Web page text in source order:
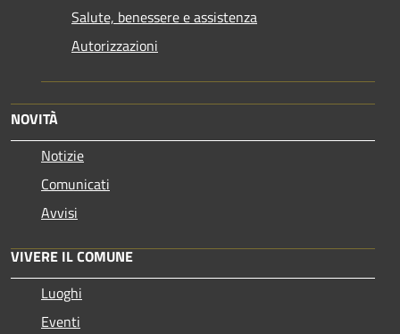
Salute, benessere e assistenza
Autorizzazioni
NOVITÀ
Notizie
Comunicati
Avvisi
VIVERE IL COMUNE
Luoghi
Eventi